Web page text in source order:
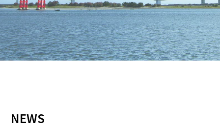
NEWS